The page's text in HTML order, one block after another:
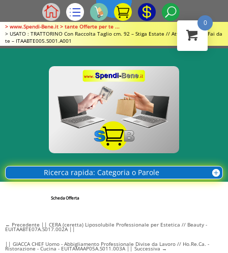
> www.Spendi-Bene.it > tante Offerte per te ...
> USATO : TRATTORINO Con Raccolta Taglio cm. 92 – Stiga Estate // Attrezzature – Fai da
te – ITAABTE005.S001.A001
Ricerca rapida: Categoria o Parole
Scheda Offerta
← Precedente || CERA (ceretta) Liposolubile Professionale per Estetica // Beauty -
EUITAABTE07A.S017.002A ||
|| GIACCA CHEF Uomo - Abbigliamento Professionale Divise da Lavoro // Ho.Re.Ca. -
Ristorazione - Cucina - EUITAMAAP05A.S011.003A || Successiva →
0